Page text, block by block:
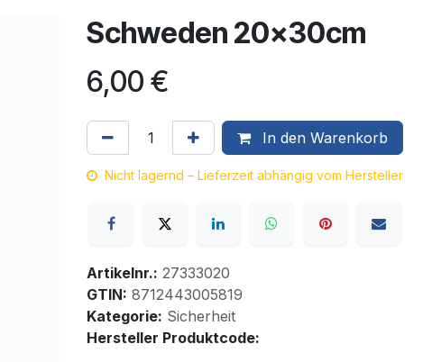
Schweden 20x30cm
6,00 €
In den Warenkorb
Nicht lagernd – Lieferzeit abhängig vom Hersteller
Artikelnr.: 27333020
GTIN: 8712443005819
Kategorie: Sicherheit
Hersteller Produktcode: